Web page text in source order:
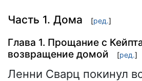
Часть 1. Дома [ред.]
Глава 1. Прощание с
возвращение домой
[ред.]
Ленни Сварц покинул